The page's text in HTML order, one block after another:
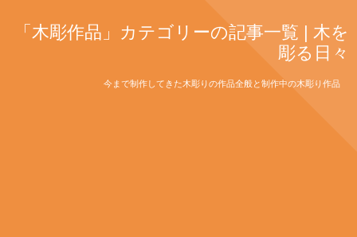
「木彫作品」カテゴリーの記事一覧 | 木を
彫る日々
今まで制作してきた木彫りの作品全般と制作中の木彫り作品